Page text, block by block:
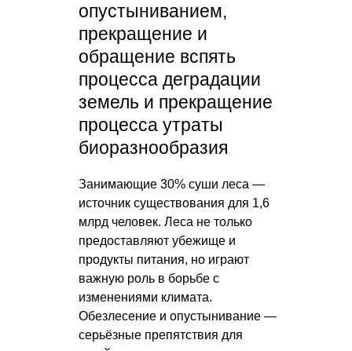
опустыниванием,
прекращение и
обращение вспять
процесса деградации
земель и прекращение
процесса утраты
биоразнообразия
Занимающие 30% суши леса —
источник существования для 1,6
млрд человек. Леса не только
предоставляют убежище и
продукты питания, но играют
важную роль в борьбе с
изменениями климата.
Обезлесение и опустынивание —
серьёзные препятствия для